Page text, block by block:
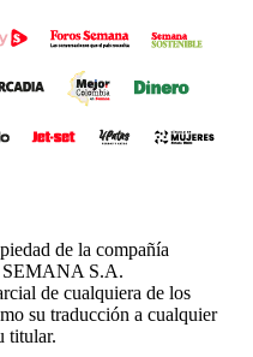
de la compañía
SEMANA S.A.
de cualquiera de los
su traducción a cualquier
titular.